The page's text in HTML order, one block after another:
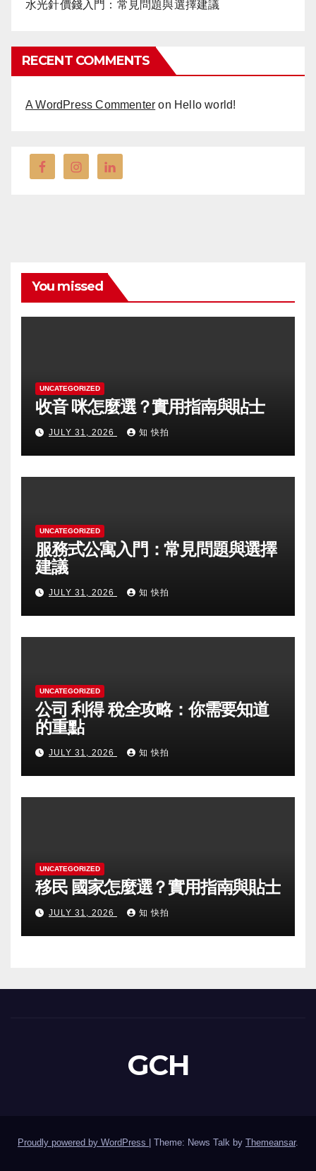
水光針價錢入門：常見問題與選擇建議
RECENT COMMENTS
A WordPress Commenter on Hello world!
You missed
UNCATEGORIZED
收音 咪怎麼選？實用指南與貼士
JULY 31, 2026 知 快拍
UNCATEGORIZED
服務式公寓入門：常見問題與選擇
建議
JULY 31, 2026 知 快拍
UNCATEGORIZED
公司 利得 稅全攻略：你需要知道
的重點
JULY 31, 2026 知 快拍
UNCATEGORIZED
移民 國家怎麼選？實用指南與貼士
JULY 31, 2026 知 快拍
GCH
Proudly powered by WordPress Theme: News Talk by Themeansar.